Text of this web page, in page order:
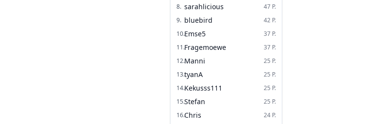
8. sarahlicious 47 P.
9. bluebird 42 P.
10.Emse5 37 P.
11.Fragemoewe 37 P.
12.Manni 25 P.
13.tyanA 25 P.
14.Kekusss111 25 P.
15.Stefan 25 P.
16.Chris 24 P.